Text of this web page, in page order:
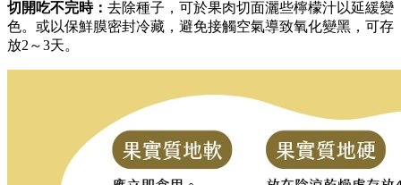
切開吃不完時： 去除種子，可於果肉切面灑些檸檬汁以延緩變
色。或以保鮮膜密封冷藏，避免接觸空氣導致氧化變黑，可存
放2～3天。